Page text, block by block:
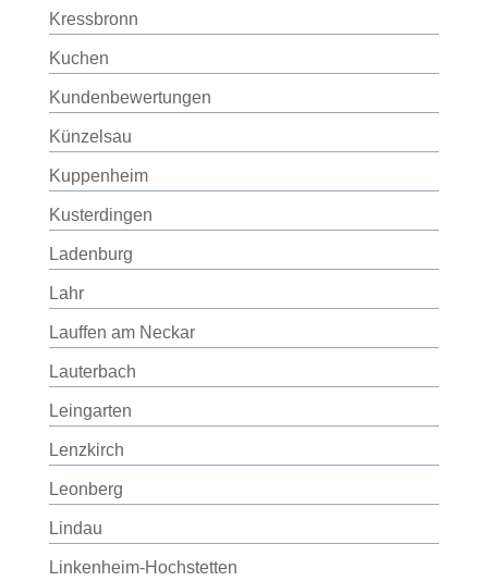
Kressbronn
Kuchen
Kundenbewertungen
Künzelsau
Kuppenheim
Kusterdingen
Ladenburg
Lahr
Lauffen am Neckar
Lauterbach
Leingarten
Lenzkirch
Leonberg
Lindau
Linkenheim-Hochstetten